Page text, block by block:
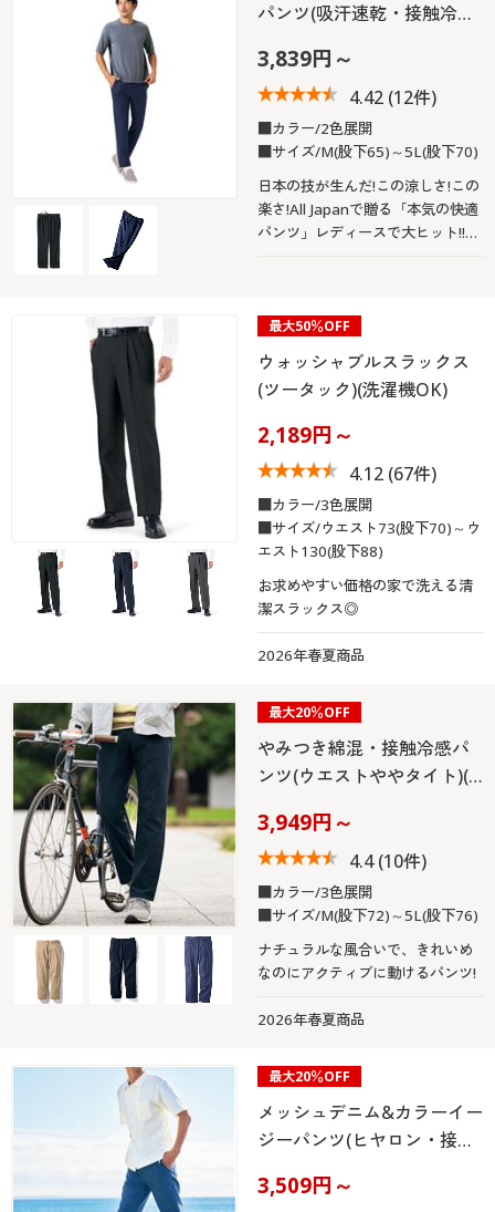
パンツ(吸汗速乾・接触冷…
3,839円～
4.42(12件)
■カラー/2色展開
■サイズ/M(股下65)～5L(股下70)
日本の技が生んだ!この涼しさ!この
楽さ!All Japanで贈る「本気の快適
パンツ」レディースで大ヒット!!お
最大50％OFF
ウォッシャブルスラックス
(ツータック)(洗濯機OK)
2,189円～
4.12(67件)
■カラー/3色展開
■サイズ/ウエスト73(股下70)～ウ
エスト130(股下88)
お求めやすい価格の家で洗える清
潔スラックス◎
2026年春夏商品
最大20％OFF
やみつき綿混・接触冷感パ
ンツ(ウエストややタイト)(…
3,949円～
4.4(10件)
■カラー/3色展開
■サイズ/M(股下72)～5L(股下76)
ナチュラルな風合いで、きれいめ
なのにアクティブに動けるパンツ!
2026年春夏商品
最大20％OFF
メッシュデニム&カラーイー
ジーパンツ(ヒヤロン・接…
3,509円～